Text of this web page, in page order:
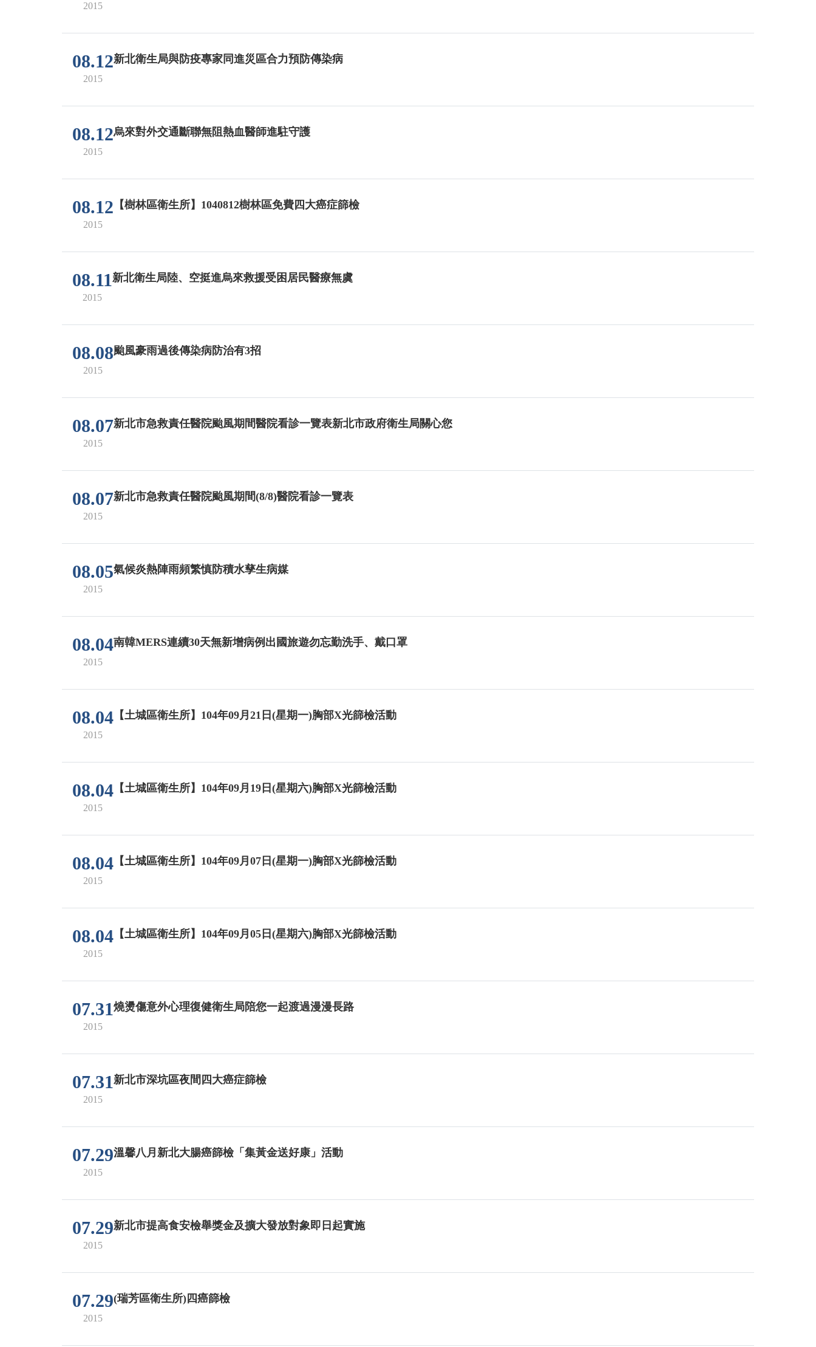
2015
08.12
2015
新北衛生局與防疫專家同進災區合力預防傳染病
08.12
2015
烏來對外交通斷聯無阻熱血醫師進駐守護
08.12
2015
【樹林區衛生所】1040812樹林區免費四大癌症篩檢
08.11
2015
新北衛生局陸、空挺進烏來救援受困居民醫療無虞
08.08
2015
颱風豪雨過後傳染病防治有3招
08.07
2015
新北市急救責任醫院颱風期間醫院看診一覽表新北市政府衛生局關心您
08.07
2015
新北市急救責任醫院颱風期間(8/8)醫院看診一覽表
08.05
2015
氣候炎熱陣雨頻繁慎防積水孳生病媒
08.04
2015
南韓MERS連續30天無新增病例出國旅遊勿忘勤洗手、戴口罩
08.04
2015
【土城區衛生所】104年09月21日(星期一)胸部X光篩檢活動
08.04
2015
【土城區衛生所】104年09月19日(星期六)胸部X光篩檢活動
08.04
2015
【土城區衛生所】104年09月07日(星期一)胸部X光篩檢活動
08.04
2015
【土城區衛生所】104年09月05日(星期六)胸部X光篩檢活動
07.31
2015
燒燙傷意外心理復健衛生局陪您一起渡過漫漫長路
07.31
2015
新北市深坑區夜間四大癌症篩檢
07.29
2015
溫馨八月新北大腸癌篩檢「集黃金送好康」活動
07.29
2015
新北市提高食安檢舉獎金及擴大發放對象即日起實施
07.29
2015
(瑞芳區衛生所)四癌篩檢